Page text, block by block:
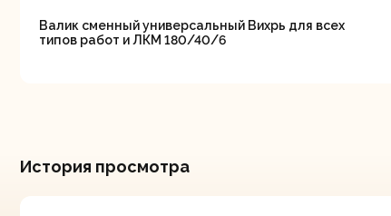
Валик сменный универсальный Вихрь для всех
типов работ и ЛКМ 180/40/6
История просмотра